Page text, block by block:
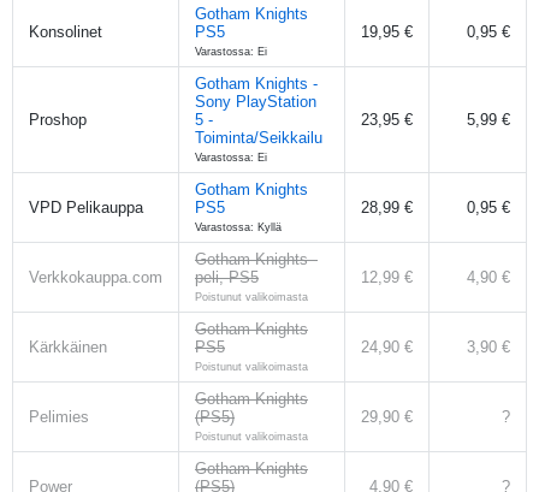
Konsolinet
Gotham Knights
PS5
Varastossa: Ei
19,95 € 0,95 €
Proshop
Gotham Knights -
Sony PlayStation
5 -
Toiminta/Seikkailu
Varastossa: Ei
23,95 € 5,99 €
VPD Pelikauppa
Gotham Knights
PS5
Varastossa: Kyllä
28,99 € 0,95 €
Verkkokauppa.com
Gotham Knights -
peli, PS5
Poistunut valikoimasta
12,99 € 4,90 €
Kärkkäinen
Gotham Knights
PS5
Poistunut valikoimasta
24,90 € 3,90 €
Pelimies
Gotham Knights
(PS5)
Poistunut valikoimasta
29,90 € ?
Power
Gotham Knights
(PS5)
4,90 € ?